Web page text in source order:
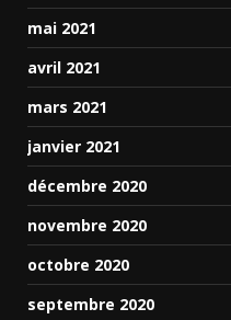
mai 2021
avril 2021
mars 2021
janvier 2021
décembre 2020
novembre 2020
octobre 2020
septembre 2020